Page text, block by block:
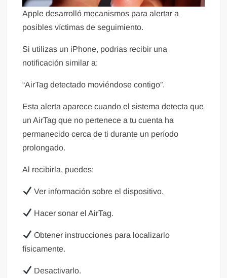
Apple desarrolló mecanismos para alertar a
posibles víctimas de seguimiento.
Si utilizas un iPhone, podrías recibir una
notificación similar a:
“AirTag detectado moviéndose contigo”.
Esta alerta aparece cuando el sistema detecta que
un AirTag que no pertenece a tu cuenta ha
permanecido cerca de ti durante un período
prolongado.
Al recibirla, puedes:
Ver información sobre el dispositivo.
Hacer sonar el AirTag.
Obtener instrucciones para localizarlo
físicamente.
Desactivarlo.